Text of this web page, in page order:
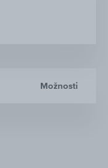
Možnosti